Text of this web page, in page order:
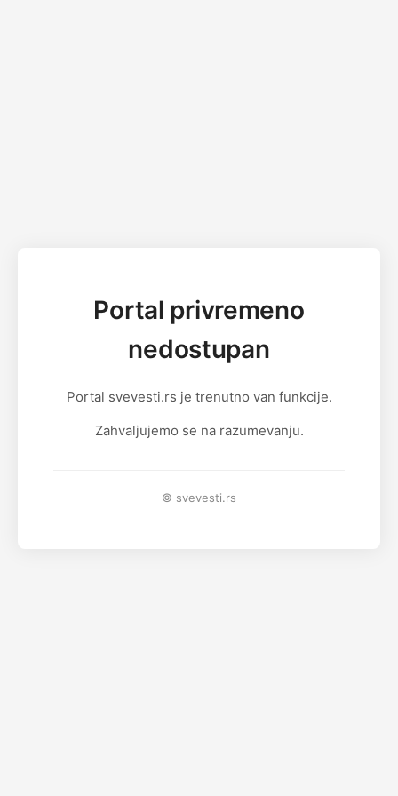
Portal privremeno
nedostupan
Portal svevesti.rs je trenutno van funkcije.
Zahvaljujemo se na razumevanju.
© svevesti.rs